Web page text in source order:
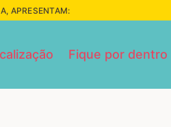
APRESENTAM:
Fique por dentro